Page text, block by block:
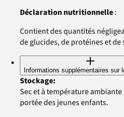
Déclaration nutritionnelle:
Contient des quantités
de glucides, de protéines et de
Informations supplémentaires sur
Stockage:
Sec et à température
portée des jeunes enfants.